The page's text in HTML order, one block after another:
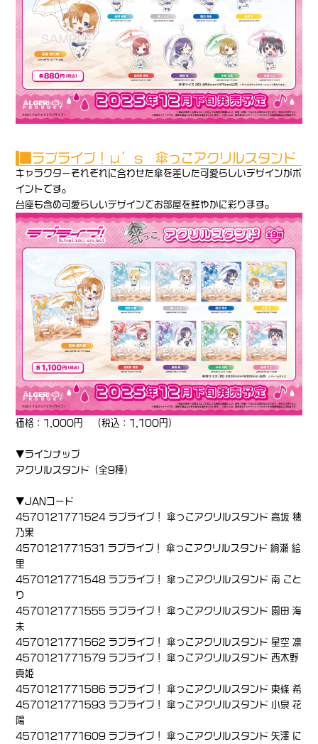
■ラブライブ！μ’s 傘っこアクリルスタンド
キャラクターそれぞれに合わせた傘を差した可愛らしいデザインがポ
イントです。
台座も含め可愛らしいデザインでお部屋を鮮やかに彩ります。
価格：1,000円 （税込：1,100円）
▼ラインナップ
アクリルスタンド（全9種）
▼JANコード
4570121771524 ラブライブ！ 傘っこアクリルスタンド 高坂 穂
乃果
4570121771531 ラブライブ！ 傘っこアクリルスタンド 絢瀬 絵
里
4570121771548 ラブライブ！ 傘っこアクリルスタンド 南 こと
り
4570121771555 ラブライブ！ 傘っこアクリルスタンド 園田 海
未
4570121771562 ラブライブ！ 傘っこアクリルスタンド 星空 凛
4570121771579 ラブライブ！ 傘っこアクリルスタンド 西木野
真姫
4570121771586 ラブライブ！ 傘っこアクリルスタンド 東條 希
4570121771593 ラブライブ！ 傘っこアクリルスタンド 小泉 花
陽
4570121771609 ラブライブ！ 傘っこアクリルスタンド 矢澤 に